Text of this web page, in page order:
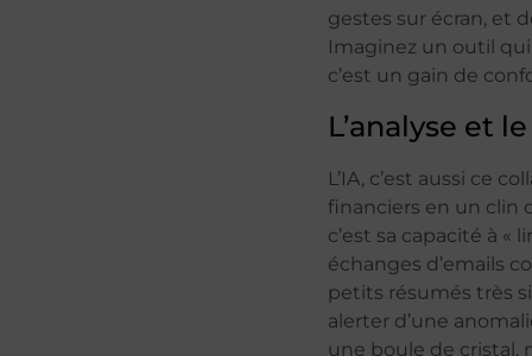
gestes sur écran, et
Imaginez un outil
c’est un gain de
L’analyse et
L’IA, c’est aussi ce
financiers en un clin
c’est sa capacité à
échanges d’emails
petits résumés très
alerter d’une
une boule de cristal,